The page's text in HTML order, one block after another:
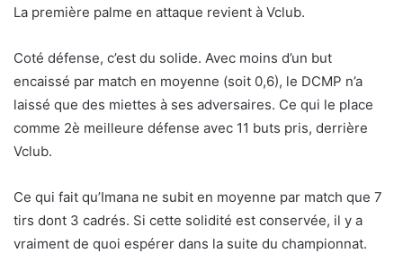
La première palme en attaque revient à Vclub.
Coté défense, c’est du solide. Avec moins d’un but
encaissé par match en moyenne (soit 0,6), le DCMP n’a
laissé que des miettes à ses adversaires. Ce qui le place
comme 2è meilleure défense avec 11 buts pris, derrière
Vclub.
Ce qui fait qu’Imana ne subit en moyenne par match que 7
tirs dont 3 cadrés. Si cette solidité est conservée, il y a
vraiment de quoi espérer dans la suite du championnat.